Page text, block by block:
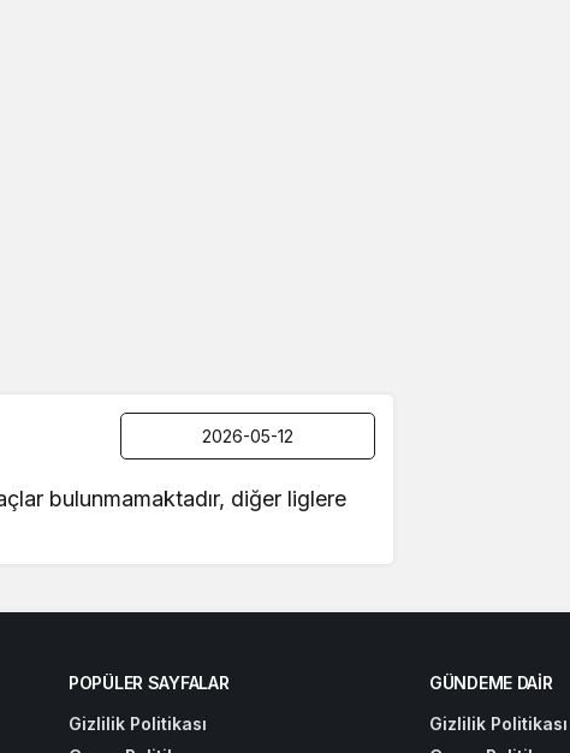
bulunmamaktadır, diğer liglere
POPÜLER SAYFALAR
Gizlilik Politikası
GÜNDEME DAIR
Gizlilik Politikası